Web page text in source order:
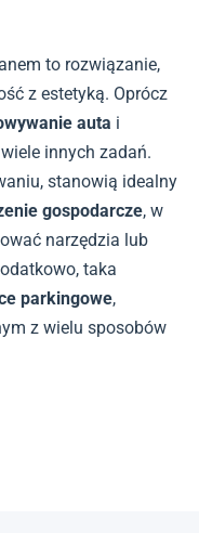
to rozwiązanie,
z estetyką. Oprócz
auta i
innych zadań.
stanowią idealny
gospodarcze, w
narzędzia lub
taka
parkingowe,
z wielu sposobów